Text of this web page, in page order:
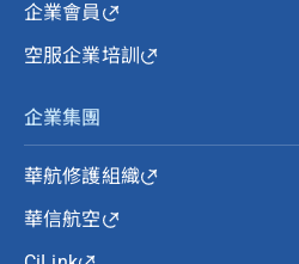
企業會員
空服企業培訓
企業集團
華航修護組織
華信航空